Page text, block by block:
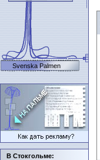
Svenska Palmen
В Стокгольме: